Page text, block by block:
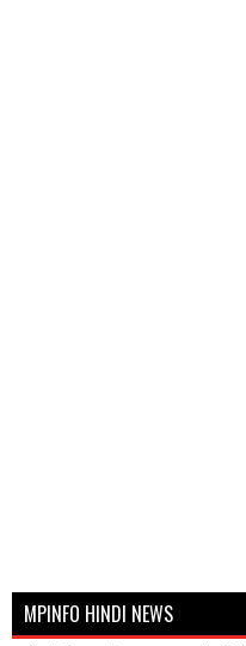
MPINFO HINDI NEWS